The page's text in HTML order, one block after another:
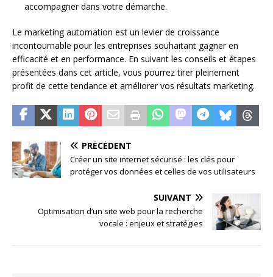
accompagner dans votre démarche.
Le marketing automation est un levier de croissance
incontournable pour les entreprises souhaitant gagner en
efficacité et en performance. En suivant les conseils et étapes
présentées dans cet article, vous pourrez tirer pleinement
profit de cette tendance et améliorer vos résultats marketing.
PRÉCÉDENT
Créer un site internet sécurisé : les clés pour
protéger vos données et celles de vos utilisateurs
SUIVANT
Optimisation d’un site web pour la recherche
vocale : enjeux et stratégies